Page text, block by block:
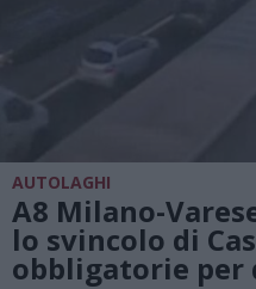
AUTOLAGHI
A8 Milano-
lo svincolo di
obbligatorie